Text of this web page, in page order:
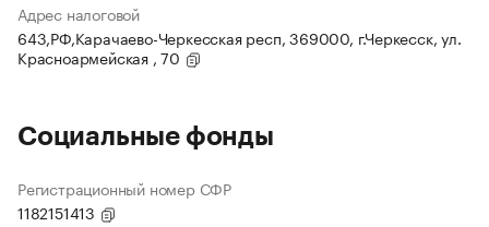
Адрес налоговой
643,РФ,Карачаево-Черкесская респ, 369000, г.Черкесск, ул.
Красноармейская , 70
Социальные фонды
Регистрационный номер СФР
1182151413